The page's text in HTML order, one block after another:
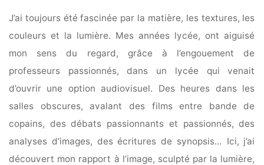
J’ai toujours été fascinée par la matière, les textures, les
couleurs et la lumière. Mes années lycée, ont aiguisé
mon sens du regard, grâce à l’engouement de
professeurs passionnés, dans un lycée qui venait
d’ouvrir une option audiovisuel. Des heures dans les
salles obscures, avalant des films entre bande de
copains, des débats passionnants et passionnés, des
analyses d’images, des écritures de synopsis… Ici, j’ai
découvert mon rapport à l’image, sculpté par la lumière,